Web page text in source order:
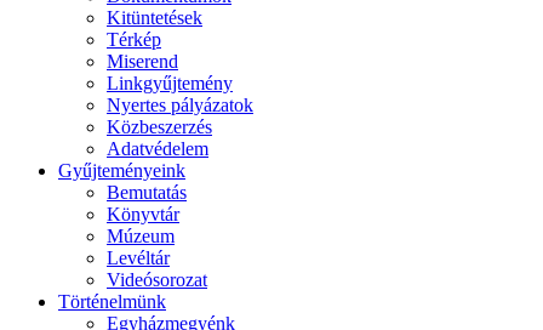
Kitüntetések
Térkép
Miserend
Linkgyűjtemény
Nyertes pályázatok
Közbeszerzés
Adatvédelem
Gyűjteményeink
Bemutatás
Könyvtár
Múzeum
Levéltár
Videósorozat
Történelmünk
Egyházmegyénk